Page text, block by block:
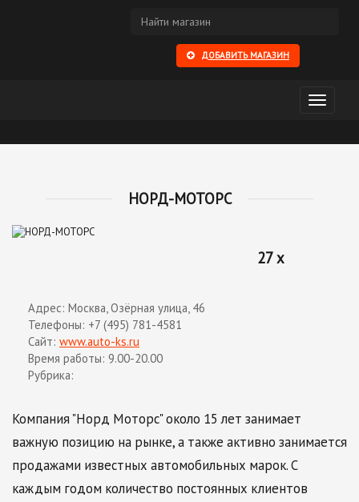
ДОБАВИТЬ МАГАЗИН
Открыть
НОРД-МОТОРС
27 x
Адрес: Москва, Озёрная улица, 46
Телефоны: +7 (495) 781-4581
Сайт: www.auto-ks.ru
Время работы: 9.00-20.00
Рубрика:
Компания "Норд Моторс" около 15 лет занимает
важную позицию на рынке, а также активно занимается
продажами известных автомобильных марок. С
каждым годом количество постоянных клиентов